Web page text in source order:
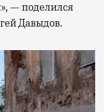
— поделился
Давыдов.